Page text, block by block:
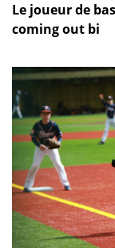
Le joueur de
coming out bi